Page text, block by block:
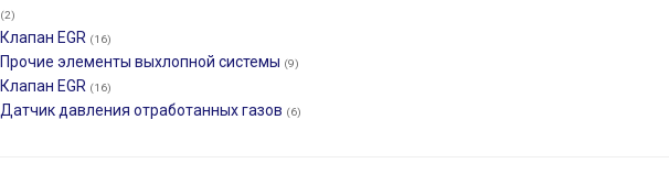
(2)
Клапан EGR (16)
Прочие элементы выхлопной системы (9)
Клапан EGR (16)
Датчик давления отработанных газов (6)